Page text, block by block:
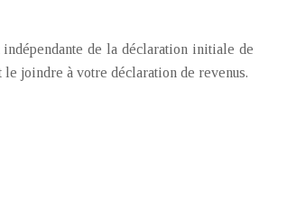
de la déclaration initiale de
joindre à votre déclaration de revenus.